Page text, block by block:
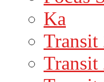
Ka
Transit